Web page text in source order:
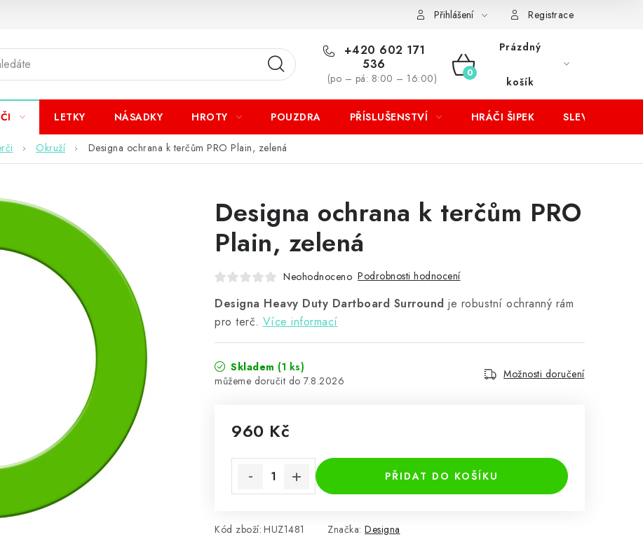
Přihlášení Registrace
+420 602 171
536
(po – pá: 8:00 – 16:00)
NÁKUPNÍ
KOŠÍK
Prázdný
košík
LETKY NÁSADKY HROTY POUZDRA PŘÍSLUŠENSTVÍ HRÁČI ŠIPEK SLEVY
Okruží Designa ochrana k terčům PRO Plain, zelená
Designa ochrana k terčům PRO
Plain, zelená
Neohodnoceno Podrobnosti hodnocení
Designa Heavy Duty Dartboard Surround je robustní ochranný rám
pro terč. Více informací
Skladem (1 ks)
7.8.2026
Možnosti doručení
960 Kč
PŘIDAT DO KOŠÍKU
Kód zboží: HUZ1481 Značka: Designa